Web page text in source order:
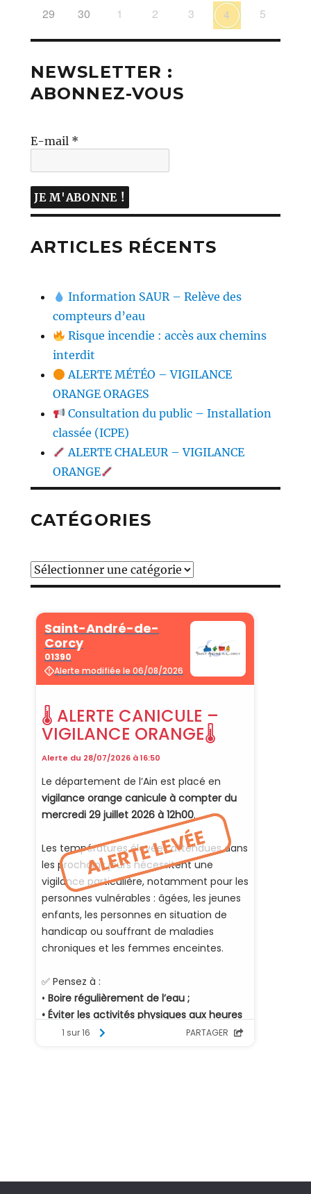
29 30 1 2 3 4 5
NEWSLETTER :
ABONNEZ-VOUS
E-mail *
ARTICLES RÉCENTS
Information SAUR – Relève des
compteurs d’eau
Risque incendie : accès aux chemins
interdit
ALERTE MÉTÉO – VIGILANCE
ORANGE ORAGES
Consultation du public – Installation
classée (ICPE)
ALERTE CHALEUR – VIGILANCE
ORANGE
CATÉGORIES
Catégories